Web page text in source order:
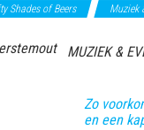
Shades of Beers Muziek
MUZIEK &
Zo
en een